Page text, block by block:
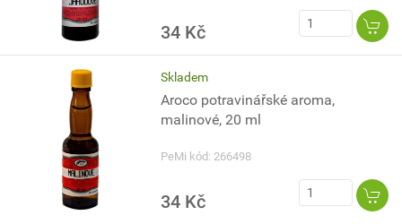
34 Kč
Skladem
Aroco potravinářské aroma,
malinové, 20 ml
PeMi kód: 266498
34 Kč